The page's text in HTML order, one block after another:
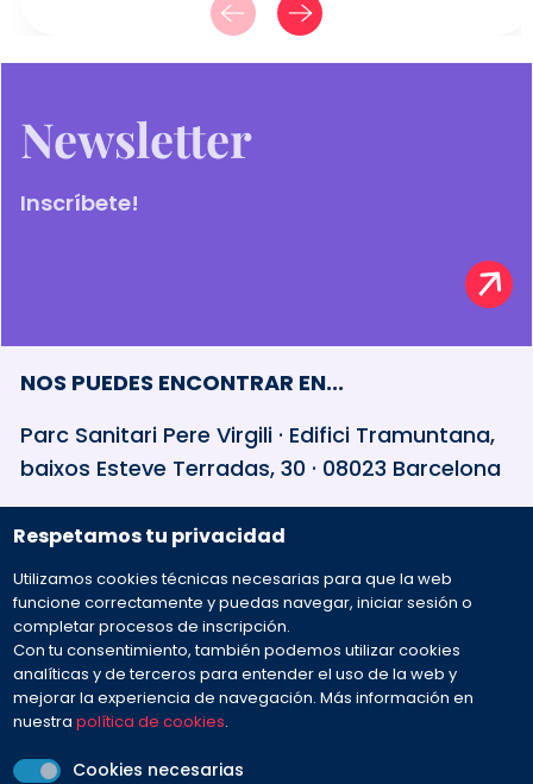
Respetamos tu privacidad
Utilizamos cookies técnicas necesarias para que la web
funcione correctamente y puedas navegar, iniciar sesión o
completar procesos de inscripción.
Con tu consentimiento, también podemos utilizar cookies
analíticas y de terceros para entender el uso de la web y
mejorar la experiencia de navegación. Más información en
nuestrapolítica de cookies.
Cookies necesarias
Newsletter
Inscríbete!
NOS PUEDES ENCONTRAR EN...
Parc Sanitari Pere Virgili · Edifici Tramuntana,
baixos Esteve Terradas, 30 · 08023 Barcelona
932 594 381
Preguntas frecuentes
Envíanos tu mensaje